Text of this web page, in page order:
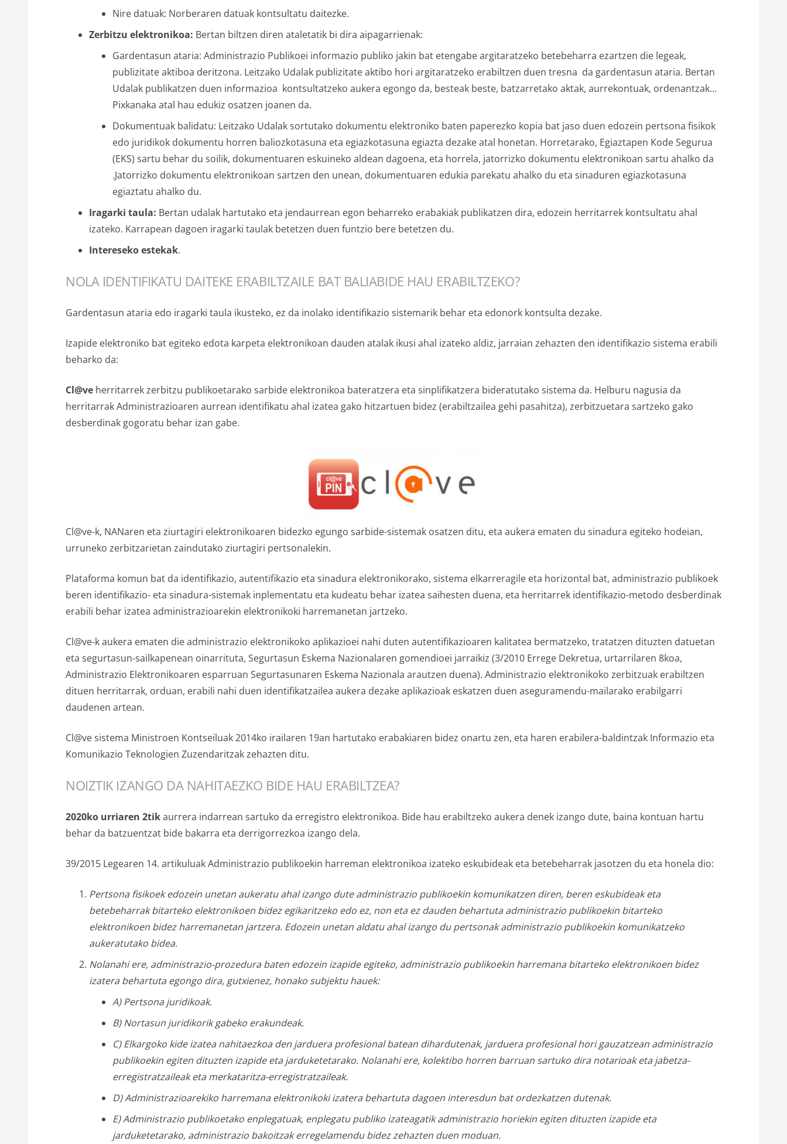
Nire datuak: Norberaren datuak kontsultatu daitezke.
Zerbitzu elektronikoa: Bertan biltzen diren ataletatik bi dira aipagarrienak:
Gardentasun ataria: Administrazio Publikoei informazio publiko jakin bat etengabe argitaratzeko betebeharra ezartzen die legeak,
publizitate aktiboa deritzona. Leitzako Udalak publizitate aktibo hori argitaratzeko erabiltzen duen tresna da gardentasun ataria. Bertan
Udalak publikatzen duen informazioa kontsultatzeko aukera egongo da, besteak beste, batzarretako aktak, aurrekontuak, ordenantzak…
Pixkanaka atal hau edukiz osatzen joanen da.
Dokumentuak balidatu: Leitzako Udalak sortutako dokumentu elektroniko baten paperezko kopia bat jaso duen edozein pertsona fisikok
edo juridikok dokumentu horren baliozkotasuna eta egiazkotasuna egiazta dezake atal honetan. Horretarako, Egiaztapen Kode Segurua
(EKS) sartu behar du soilik, dokumentuaren eskuineko aldean dagoena, eta horrela, jatorrizko dokumentu elektronikoan sartu ahalko da
.Jatorrizko dokumentu elektronikoan sartzen den unean, dokumentuaren edukia parekatu ahalko du eta sinaduren egiazkotasuna
egiaztatu ahalko du.
Iragarki taula: Bertan udalak hartutako eta jendaurrean egon beharreko erabakiak publikatzen dira, edozein herritarrek kontsultatu ahal
izateko. Karrapean dagoen iragarki taulak betetzen duen funtzio bere betetzen du.
Intereseko estekak.
NOLA IDENTIFIKATU DAITEKE ERABILTZAILE BAT BALIABIDE HAU ERABILTZEKO?
Gardentasun ataria edo iragarki taula ikusteko, ez da inolako identifikazio sistemarik behar eta edonork kontsulta dezake.
Izapide elektroniko bat egiteko edota karpeta elektronikoan dauden atalak ikusi ahal izateko aldiz, jarraian zehazten den identifikazio sistema erabili
beharko da:
Cl@ve herritarrek zerbitzu publikoetarako sarbide elektronikoa bateratzera eta sinplifikatzera bideratutako sistema da. Helburu nagusia da
herritarrak Administrazioaren aurrean identifikatu ahal izatea gako hitzartuen bidez (erabiltzailea gehi pasahitza), zerbitzuetara sartzeko gako
desberdinak gogoratu behar izan gabe.
Cl@ve-k, NANaren eta ziurtagiri elektronikoaren bidezko egungo sarbide-sistemak osatzen ditu, eta aukera ematen du sinadura egiteko hodeian,
urruneko zerbitzarietan zaindutako ziurtagiri pertsonalekin.
Plataforma komun bat da identifikazio, autentifikazio eta sinadura elektronikorako, sistema elkarreragile eta horizontal bat, administrazio publikoek
beren identifikazio- eta sinadura-sistemak inplementatu eta kudeatu behar izatea saihesten duena, eta herritarrek identifikazio-metodo desberdinak
erabili behar izatea administrazioarekin elektronikoki harremanetan jartzeko.
Cl@ve-k aukera ematen die administrazio elektronikoko aplikazioei nahi duten autentifikazioaren kalitatea bermatzeko, tratatzen dituzten datuetan
eta segurtasun-sailkapenean oinarrituta, Segurtasun Eskema Nazionalaren gomendioei jarraikiz (3/2010 Errege Dekretua, urtarrilaren 8koa,
Administrazio Elektronikoaren esparruan Segurtasunaren Eskema Nazionala arautzen duena). Administrazio elektronikoko zerbitzuak erabiltzen
dituen herritarrak, orduan, erabili nahi duen identifikatzailea aukera dezake aplikazioak eskatzen duen aseguramendu-mailarako erabilgarri
daudenen artean.
Cl@ve sistema Ministroen Kontseiluak 2014ko irailaren 19an hartutako erabakiaren bidez onartu zen, eta haren erabilera-baldintzak Informazio eta
Komunikazio Teknologien Zuzendaritzak zehazten ditu.
NOIZTIK IZANGO DA NAHITAEZKO BIDE HAU ERABILTZEA?
2020ko urriaren 2tikaurrera indarrean sartuko da erregistro elektronikoa. Bide hau erabiltzeko aukera denek izango dute, baina kontuan hartu
behar da batzuentzat bide bakarra eta derrigorrezkoa izango dela.
39/2015 Legearen 14. artikuluak Administrazio publikoekin harreman elektronikoa izateko eskubideak eta betebeharrak jasotzen du eta honela dio:
Pertsona fisikoek edozein unetan aukeratu ahal izango dute administrazio publikoekin komunikatzen diren, beren eskubideak eta
betebeharrak bitarteko elektronikoen bidez egikaritzeko edo ez, non eta ez dauden behartuta administrazio publikoekin bitarteko
elektronikoen bidez harremanetan jartzera. Edozein unetan aldatu ahal izango du pertsonak administrazio publikoekin komunikatzeko
aukeratutako bidea.
Nolanahi ere, administrazio-prozedura baten edozein izapide egiteko, administrazio publikoekin harremana bitarteko elektronikoen bidez
izatera behartuta egongo dira, gutxienez, honako subjektu hauek:
A) Pertsona juridikoak.
B) Nortasun juridikorik gabeko erakundeak.
C) Elkargoko kide izatea nahitaezkoa den jarduera profesional batean dihardutenak, jarduera profesional hori gauzatzean administrazio
publikoekin egiten dituzten izapide eta jarduketetarako. Nolanahi ere, kolektibo horren barruan sartuko dira notarioak eta jabetza-
erregistratzaileak eta merkataritza-erregistratzaileak.
D) Administrazioarekiko harremana elektronikoki izatera behartuta dagoen interesdun bat ordezkatzen dutenak.
E) Administrazio publikoetako enplegatuak, enplegatu publiko izateagatik administrazio horiekin egiten dituzten izapide eta
jarduketetarako, administrazio bakoitzak erregelamendu bidez zehazten duen moduan.